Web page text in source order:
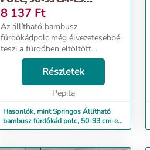
KÁDPOLC
8 137 Ft
Az állítható bambusz
fürdőkádpolc még élvezetesebbé
teszi a fürdőben eltöltött
pillanatokat. Az általunk kínált 50-
93 cm tartományban állítható
polc, természetes anyagból
készült, lakkozott felülettel...
Részletek
Pepita
Hasonlók, mint Springos Állítható
bambusz fürdőkád polc, 50-93 cm-es
kádpolc